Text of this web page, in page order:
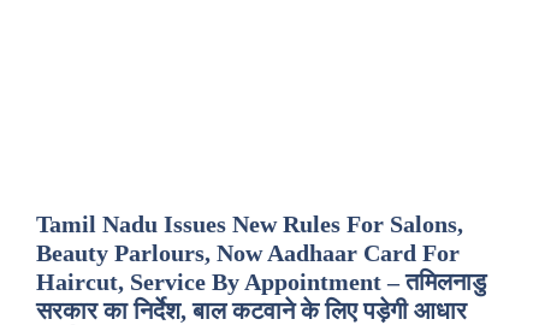
Tamil Nadu Issues New Rules For Salons,
Beauty Parlours, Now Aadhaar Card For
Haircut, Service By Appointment – तमिलनाडु
सरकार का निर्देश, बाल कटवाने के लिए पड़ेगी आधार